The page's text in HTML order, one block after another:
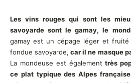
Les vins rouges qui sont les
savoyarde sont le gamay, le
gamay est un cépage léger et
fondue savoyarde, car il ne masque
La mondeuse est également très
ce plat typique des Alpes